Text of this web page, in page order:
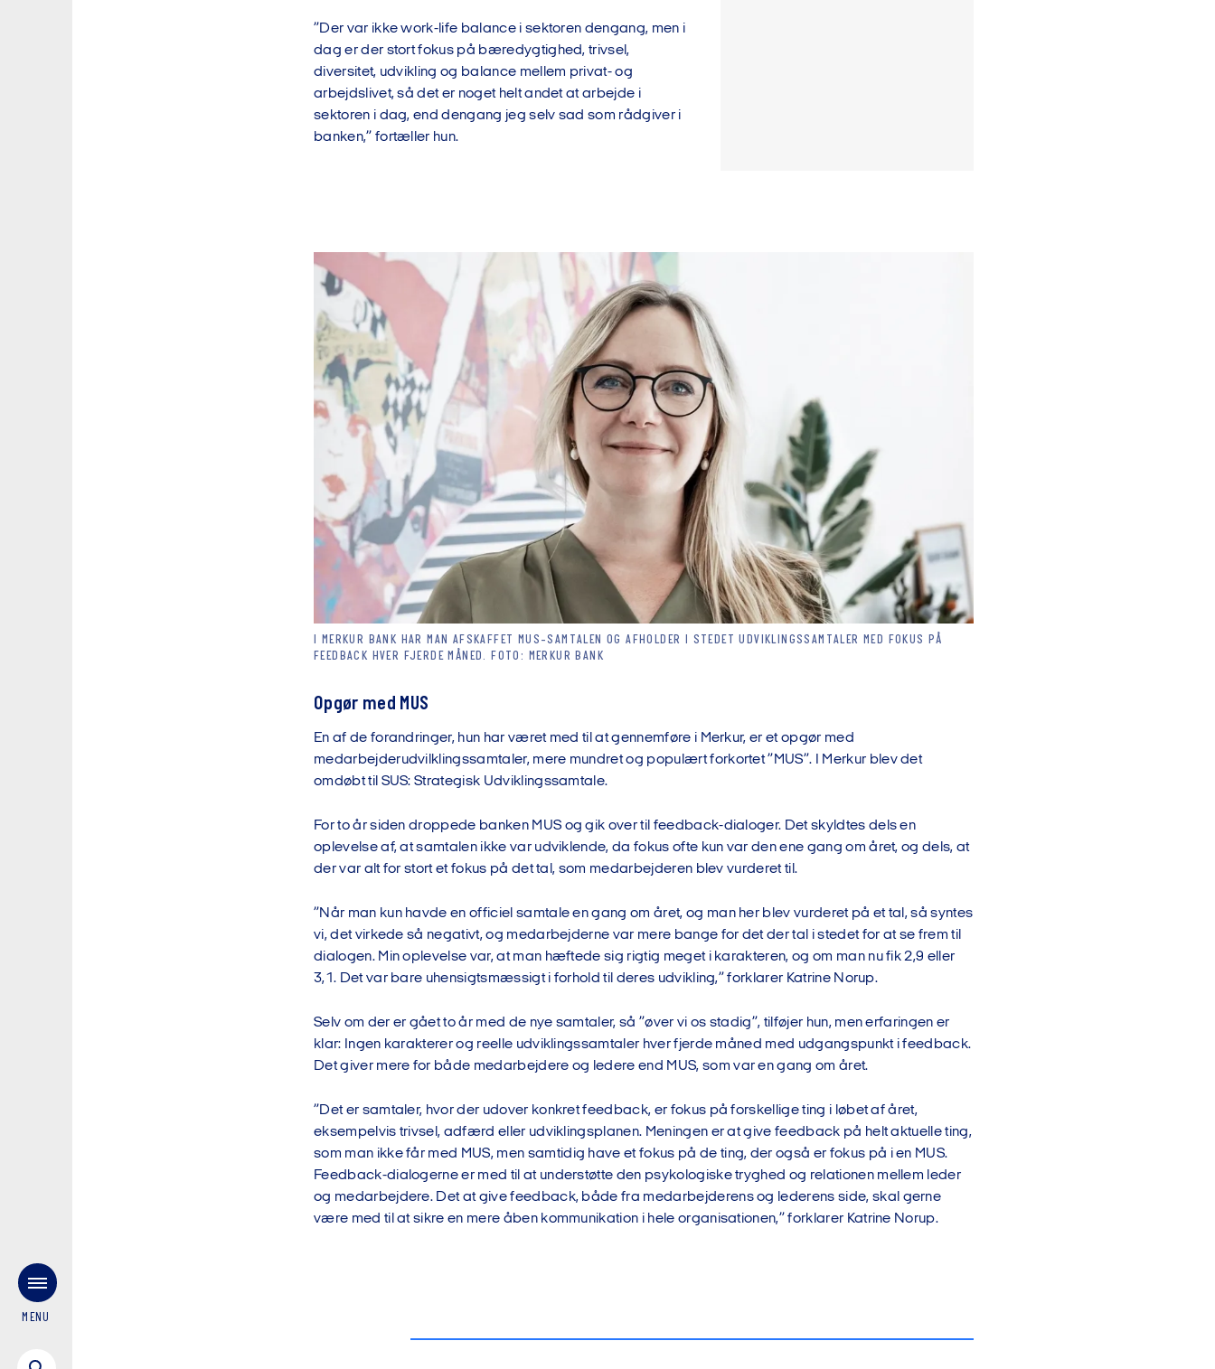
MENU
”Der var ikke work-life balance i sektoren dengang, men i
dag er der stort fokus på bæredygtighed, trivsel,
diversitet, udvikling og balance mellem privat- og
arbejdslivet, så det er noget helt andet at arbejde i
sektoren i dag, end dengang jeg selv sad som rådgiver i
banken,” fortæller hun.
I MERKUR BANK HAR MAN AFSKAFFET MUS-SAMTALEN OG AFHOLDER I STEDET UDVIKLINGSSAMTALER MED FOKUS PÅ
FEEDBACK HVER FJERDE MÅNED. FOTO: MERKUR BANK
Opgør med MUS
En af de forandringer, hun har været med til at gennemføre i Merkur, er et opgør med
medarbejderudvilklingssamtaler, mere mundret og populært forkortet ”MUS”. I Merkur blev det
omdøbt til SUS: Strategisk Udviklingssamtale.
For to år siden droppede banken MUS og gik over til feedback-dialoger. Det skyldtes dels en
oplevelse af, at samtalen ikke var udviklende, da fokus ofte kun var den ene gang om året, og dels, at
der var alt for stort et fokus på det tal, som medarbejderen blev vurderet til.
”Når man kun havde en officiel samtale en gang om året, og man her blev vurderet på et tal, så syntes
vi, det virkede så negativt, og medarbejderne var mere bange for det der tal i stedet for at se frem til
dialogen. Min oplevelse var, at man hæftede sig rigtig meget i karakteren, og om man nu fik 2,9 eller
3,1. Det var bare uhensigtsmæssigt i forhold til deres udvikling,” forklarer Katrine Norup.
Selv om der er gået to år med de nye samtaler, så ”øver vi os stadig”, tilføjer hun, men erfaringen er
klar: Ingen karakterer og reelle udviklingssamtaler hver fjerde måned med udgangspunkt i feedback.
Det giver mere for både medarbejdere og ledere end MUS, som var en gang om året.
”Det er samtaler, hvor der udover konkret feedback, er fokus på forskellige ting i løbet af året,
eksempelvis trivsel, adfærd eller udviklingsplanen. Meningen er at give feedback på helt aktuelle ting,
som man ikke får med MUS, men samtidig have et fokus på de ting, der også er fokus på i en MUS.
Feedback-dialogerne er med til at understøtte den psykologiske tryghed og relationen mellem leder
og medarbejdere. Det at give feedback, både fra medarbejderens og lederens side, skal gerne
være med til at sikre en mere åben kommunikation i hele organisationen,” forklarer Katrine Norup.